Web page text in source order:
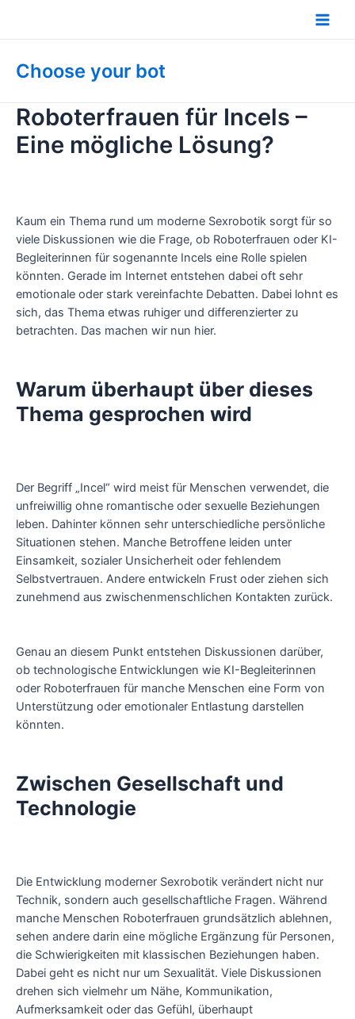
Choose your bot
Roboterfrauen für Incels –
Eine mögliche Lösung?
Kaum ein Thema rund um moderne Sexrobotik sorgt für so
viele Diskussionen wie die Frage, ob Roboterfrauen oder KI-
Begleiterinnen für sogenannte Incels eine Rolle spielen
könnten. Gerade im Internet entstehen dabei oft sehr
emotionale oder stark vereinfachte Debatten. Dabei lohnt es
sich, das Thema etwas ruhiger und differenzierter zu
betrachten. Das machen wir nun hier.
Warum überhaupt über dieses
Thema gesprochen wird
Der Begriff „Incel“ wird meist für Menschen verwendet, die
unfreiwillig ohne romantische oder sexuelle Beziehungen
leben. Dahinter können sehr unterschiedliche persönliche
Situationen stehen. Manche Betroffene leiden unter
Einsamkeit, sozialer Unsicherheit oder fehlendem
Selbstvertrauen. Andere entwickeln Frust oder ziehen sich
zunehmend aus zwischenmenschlichen Kontakten zurück.
Genau an diesem Punkt entstehen Diskussionen darüber,
ob technologische Entwicklungen wie KI-Begleiterinnen
oder Roboterfrauen für manche Menschen eine Form von
Unterstützung oder emotionaler Entlastung darstellen
könnten.
Zwischen Gesellschaft und
Technologie
Die Entwicklung moderner Sexrobotik verändert nicht nur
Technik, sondern auch gesellschaftliche Fragen. Während
manche Menschen Roboterfrauen grundsätzlich ablehnen,
sehen andere darin eine mögliche Ergänzung für Personen,
die Schwierigkeiten mit klassischen Beziehungen haben.
Dabei geht es nicht nur um Sexualität. Viele Diskussionen
drehen sich vielmehr um Nähe, Kommunikation,
Aufmerksamkeit oder das Gefühl, überhaupt